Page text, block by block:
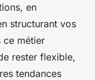
en
structurant vos
ce métier
rester flexible,
tendances